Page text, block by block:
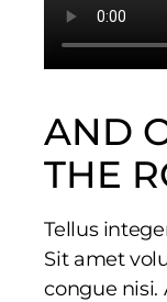
AND
THE
Tellus
Sit amet
congue